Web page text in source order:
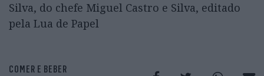
Silva, do chefe Miguel Castro e Silva, editado
pela Lua de Papel
COMER E BEBER